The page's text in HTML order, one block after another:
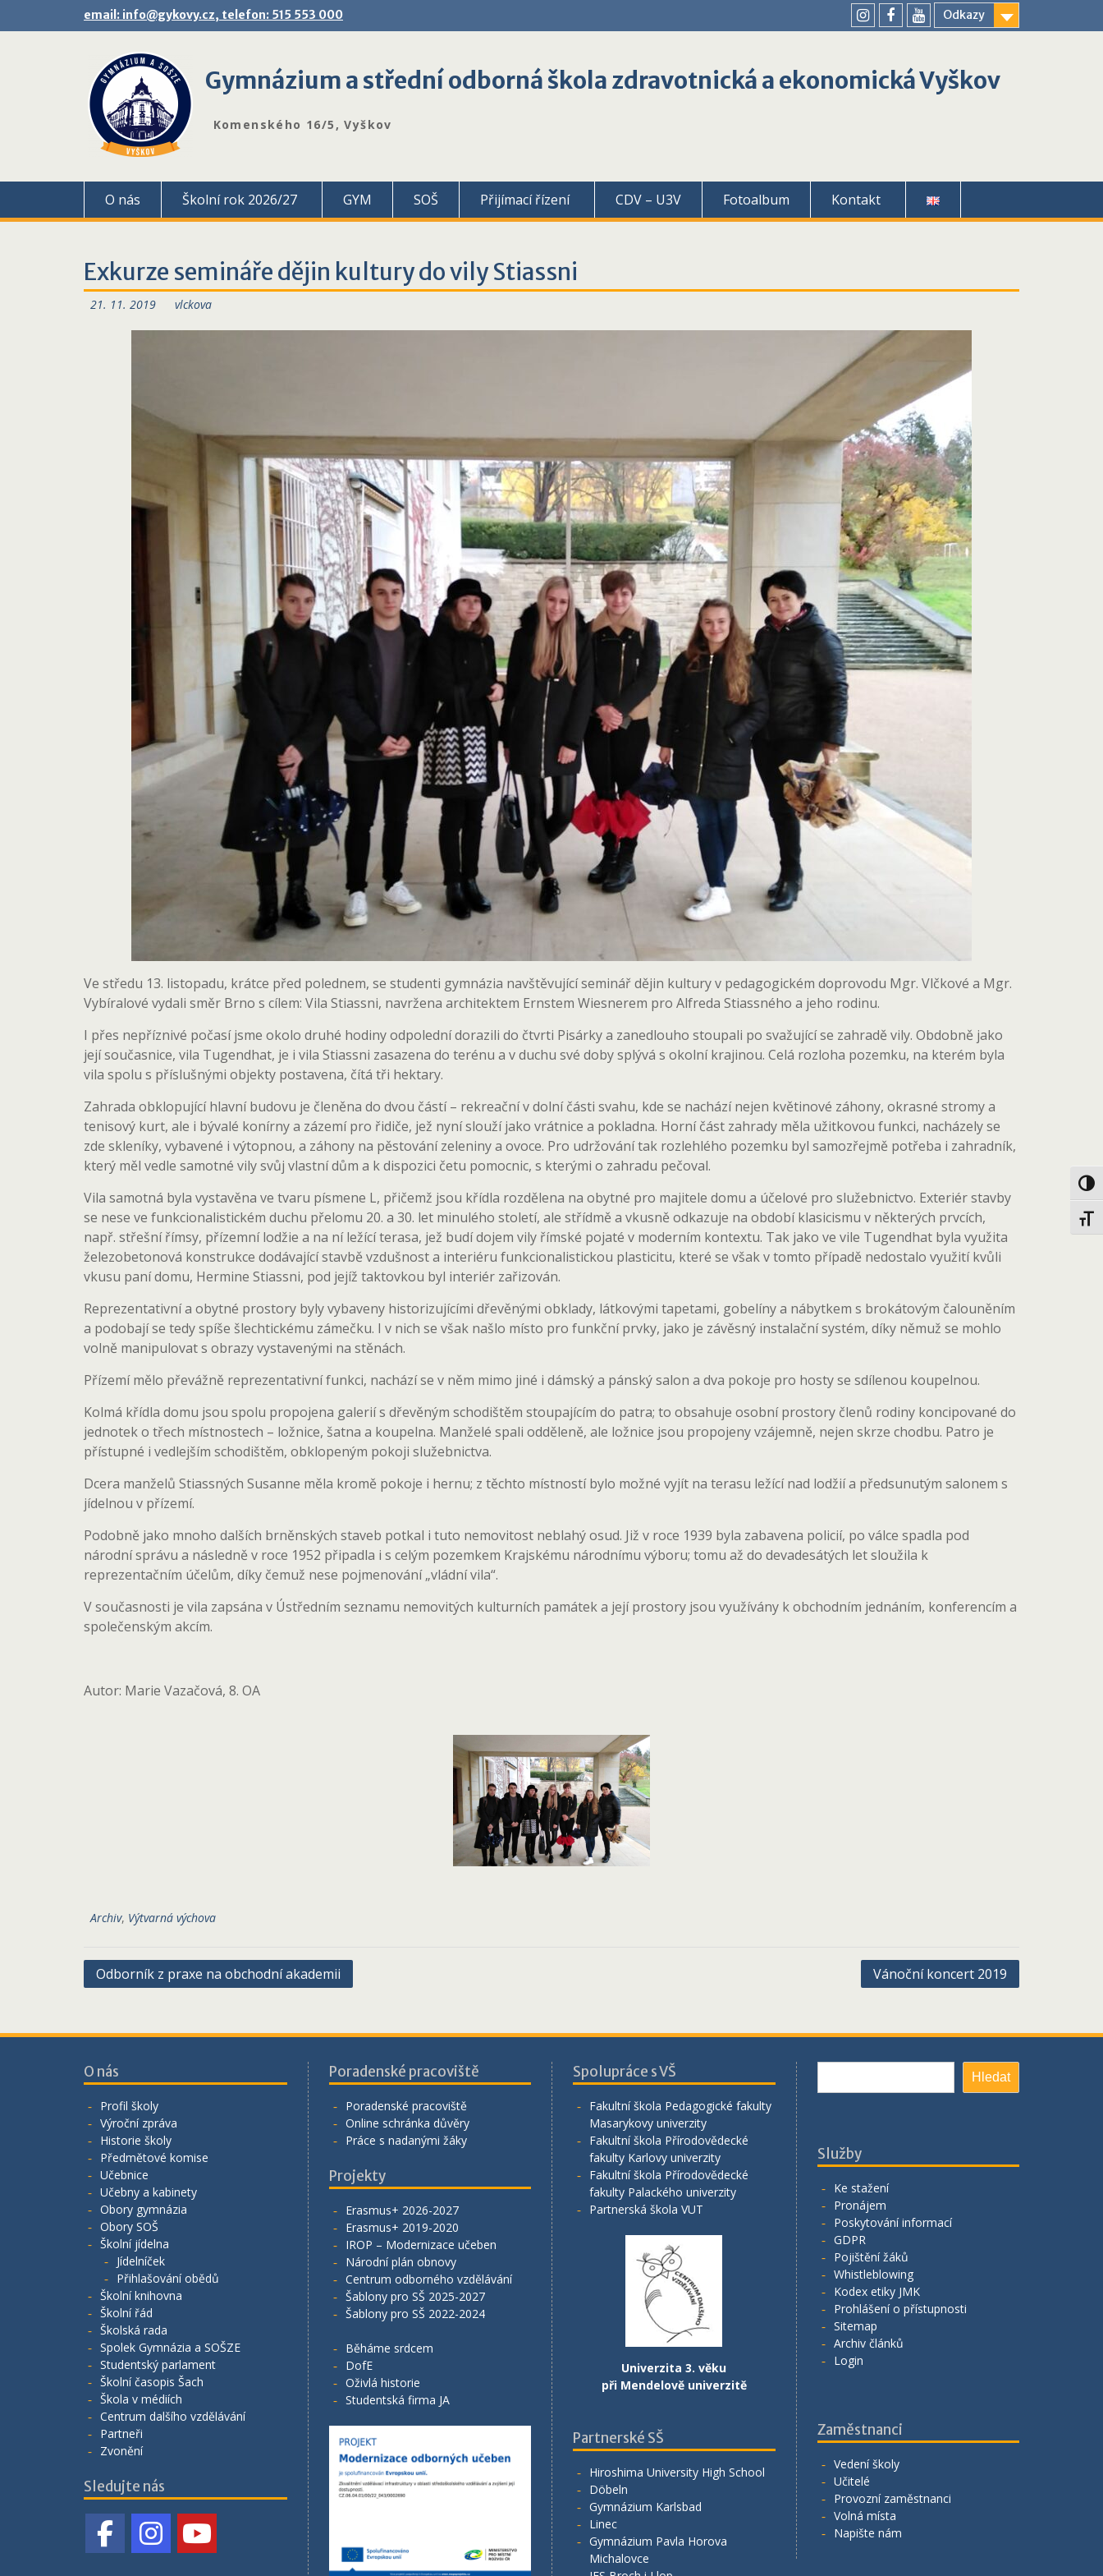
email: info@gykovy.cz, telefon: 515 553 000 Odkazy
youtube
Gymnázium a střední odborná škola zdravotnická a ekonomická Vyškov
Komenského 16/5, Vyškov
O nás Školní rok 2026/27 GYM SOŠ Přijímací řízení CDV – U3V Fotoalbum Kontakt
Exkurze semináře dějin kultury do vily Stiassni
21. 11. 2019 vlckova
Ve středu 13. listopadu, krátce před polednem, se studenti gymnázia navštěvující seminář dějin kultury v pedagogickém doprovodu Mgr. Vlčkové a Mgr.
Vybíralové vydali směr Brno s cílem: Vila Stiassni, navržena architektem Ernstem Wiesnerem pro Alfreda Stiassného a jeho rodinu.
I přes nepříznivé počasí jsme okolo druhé hodiny odpolední dorazili do čtvrti Pisárky a zanedlouho stoupali po svažující se zahradě vily. Obdobně jako
její současnice, vila Tugendhat, je i vila Stiassni zasazena do terénu a v duchu své doby splývá s okolní krajinou. Celá rozloha pozemku, na kterém byla
vila spolu s příslušnými objekty postavena, čítá tři hektary.
Zahrada obklopující hlavní budovu je členěna do dvou částí – rekreační v dolní části svahu, kde se nachází nejen květinové záhony, okrasné stromy a
tenisový kurt, ale i bývalé konírny a zázemí pro řidiče, jež nyní slouží jako vrátnice a pokladna. Horní část zahrady měla užitkovou funkci, nacházely se
zde skleníky, vybavené i výtopnou, a záhony na pěstování zeleniny a ovoce. Pro udržování tak rozlehlého pozemku byl samozřejmě potřeba i zahradník,
který měl vedle samotné vily svůj vlastní dům a k dispozici četu pomocnic, s kterými o zahradu pečoval.
Vila samotná byla vystavěna ve tvaru písmene L, přičemž jsou křídla rozdělena na obytné pro majitele domu a účelové pro služebnictvo. Exteriér stavby
se nese ve funkcionalistickém duchu přelomu 20. a 30. let minulého století, ale střídmě a vkusně odkazuje na období klasicismu v některých prvcích,
např. střešní římsy, přízemní lodžie a na ní ležící terasa, jež budí dojem vily římské pojaté v moderním kontextu. Tak jako ve vile Tugendhat byla využita
železobetonová konstrukce dodávající stavbě vzdušnost a interiéru funkcionalistickou plasticitu, které se však v tomto případě nedostalo využití kvůli
vkusu paní domu, Hermine Stiassni, pod jejíž taktovkou byl interiér zařizován.
Reprezentativní a obytné prostory byly vybaveny historizujícími dřevěnými obklady, látkovými tapetami, gobelíny a nábytkem s brokátovým čalouněním
a podobají se tedy spíše šlechtickému zámečku. I v nich se však našlo místo pro funkční prvky, jako je závěsný instalační systém, díky němuž se mohlo
volně manipulovat s obrazy vystavenými na stěnách.
Přízemí mělo převážně reprezentativní funkci, nachází se v něm mimo jiné i dámský a pánský salon a dva pokoje pro hosty se sdílenou koupelnou.
Kolmá křídla domu jsou spolu propojena galerií s dřevěným schodištěm stoupajícím do patra; to obsahuje osobní prostory členů rodiny koncipované do
jednotek o třech místnostech – ložnice, šatna a koupelna. Manželé spali odděleně, ale ložnice jsou propojeny vzájemně, nejen skrze chodbu. Patro je
přístupné i vedlejším schodištěm, obklopeným pokoji služebnictva.
Dcera manželů Stiassných Susanne měla kromě pokoje i hernu; z těchto místností bylo možné vyjít na terasu ležící nad lodžií a předsunutým salonem s
jídelnou v přízemí.
Podobně jako mnoho dalších brněnských staveb potkal i tuto nemovitost neblahý osud. Již v roce 1939 byla zabavena policií, po válce spadla pod
národní správu a následně v roce 1952 připadla i s celým pozemkem Krajskému národnímu výboru; tomu až do devadesátých let sloužila k
reprezentačním účelům, díky čemuž nese pojmenování „vládní vila“.
V současnosti je vila zapsána v Ústředním seznamu nemovitých kulturních památek a její prostory jsou využívány k obchodním jednáním, konferencím a
společenským akcím.
Autor: Marie Vazačová, 8. OA
Archiv, Výtvarná výchova
Navigace
Odborník z praxe na obchodní akademii Vánoční koncert 2019
O nás
Profil školy
Výroční zpráva
Historie školy
Předmětové komise
Učebnice
Učebny a kabinety
Obory gymnázia
Obory SOŠ
Školní jídelna
Jídelníček
Přihlašování obědů
Školní knihovna
Školní řád
Školská rada
Spolek Gymnázia a SOŠZE
Studentský parlament
Školní časopis Šach
Škola v médiích
Centrum dalšího vzdělávání
Partneři
Zvonění
Sledujte nás
Poradenské pracoviště
Poradenské pracoviště
Online schránka důvěry
Práce s nadanými žáky
Projekty
Erasmus+ 2026-2027
Erasmus+ 2019-2020
IROP – Modernizace učeben
Národní plán obnovy
Centrum odborného vzdělávání
Šablony pro SŠ 2025-2027
Šablony pro SŠ 2022-2024
Běháme srdcem
DofE
Oživlá historie
Studentská firma JA
Spolupráce s VŠ
Fakultní škola Pedagogické fakulty
Masarykovy univerzity
Fakultní škola Přírodovědecké
fakulty Karlovy univerzity
Fakultní škola Přírodovědecké
fakulty Palackého univerzity
Partnerská škola VUT
Univerzita 3. věku
při Mendelově univerzitě
Partnerské SŠ
Hiroshima University High School
Döbeln
Gymnázium Karlsbad
Linec
Gymnázium Pavla Horova
Michalovce
Hledat
Služby
Ke stažení
Pronájem
Poskytování informací
GDPR
Pojištění žáků
Whistleblowing
Kodex etiky JMK
Prohlášení o přístupnosti
Sitemap
Archiv článků
Login
Zaměstnanci
Vedení školy
Učitelé
Provozní zaměstnanci
Volná místa
Napište nám